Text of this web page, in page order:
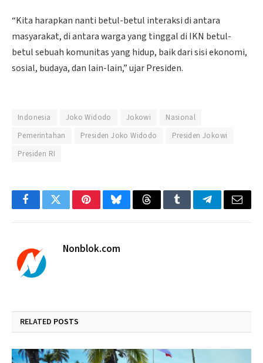
“Kita harapkan nanti betul-betul interaksi di antara
masyarakat, di antara warga yang tinggal di IKN betul-
betul sebuah komunitas yang hidup, baik dari sisi ekonomi,
sosial, budaya, dan lain-lain,” ujar Presiden.
Indonesia Joko Widodo Jokowi
Nasional
Pemerintahan
Presiden Joko Widodo
Presiden Jokowi
Presiden RI
FacebookTwitterPinterestBlueskyThreadsTumblrTelegramEmail
Nonblok.com
RELATED POSTS